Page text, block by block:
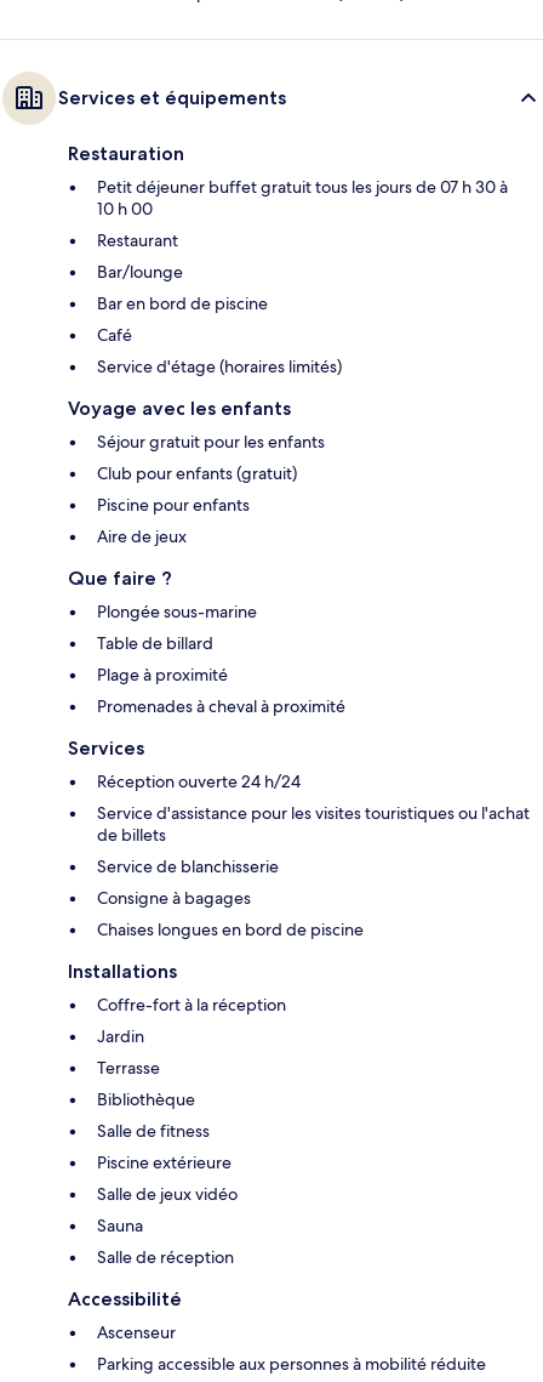
Services et équipements
Restauration
Petit déjeuner buffet gratuit tous les jours de 07 h 30 à
10 h 00
Restaurant
Bar/lounge
Bar en bord de piscine
Café
Service d'étage (horaires limités)
Voyage avec les enfants
Séjour gratuit pour les enfants
Club pour enfants (gratuit)
Piscine pour enfants
Aire de jeux
Que faire ?
Plongée sous-marine
Table de billard
Plage à proximité
Promenades à cheval à proximité
Services
Réception ouverte 24 h/24
Service d'assistance pour les visites touristiques ou l'achat
de billets
Service de blanchisserie
Consigne à bagages
Chaises longues en bord de piscine
Installations
Coffre-fort à la réception
Jardin
Terrasse
Bibliothèque
Salle de fitness
Piscine extérieure
Salle de jeux vidéo
Sauna
Salle de réception
Accessibilité
Ascenseur
Parking accessible aux personnes à mobilité réduite